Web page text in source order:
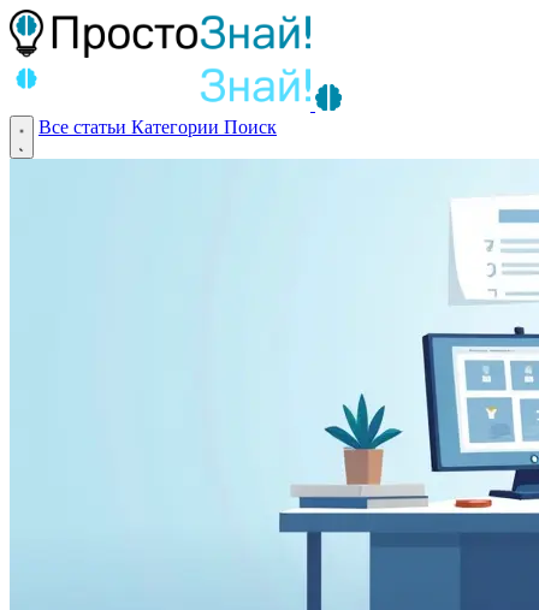
Все статьи Категории Поиск